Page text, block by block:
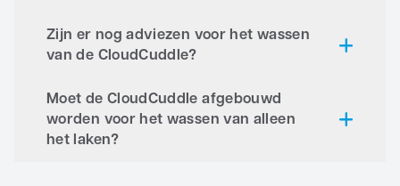
Zijn er nog adviezen voor het wassen
van de CloudCuddle?
Moet de CloudCuddle afgebouwd
worden voor het wassen van alleen
het laken?